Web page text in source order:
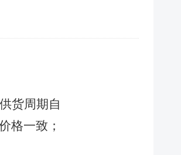
货周期自
格一致；